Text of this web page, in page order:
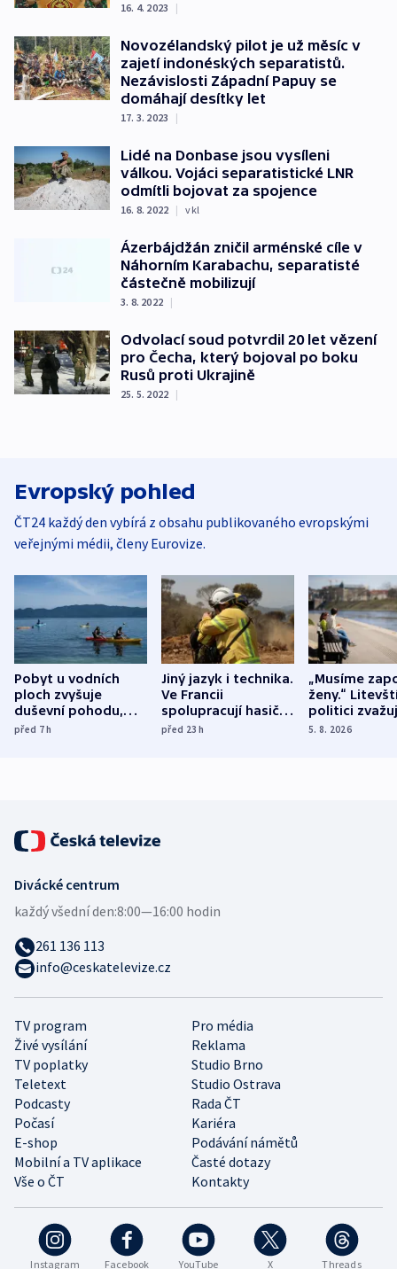
16. 4. 2023 |
Novozélandský pilot je už měsíc v
zajetí indonéských separatistů.
Nezávislosti Západní Papuy se
domáhají desítky let
17. 3. 2023 |
Lidé na Donbase jsou vysíleni
válkou. Vojáci separatistické LNR
odmítli bojovat za spojence
16. 8. 2022 | vkl
Ázerbájdžán zničil arménské cíle v
Náhorním Karabachu, separatisté
částečně mobilizují
3. 8. 2022 |
Odvolací soud potvrdil 20 let vězení
pro Čecha, který bojoval po boku
Rusů proti Ukrajině
25. 5. 2022 |
Evropský pohled
ČT24 každý den vybírá z obsahu publikovaného evropskými
veřejnými médii, členy Eurovize.
Pobyt u vodních
ploch zvyšuje
duševní pohodu,
ukázala
před 7h
Jiný jazyk i technika.
Ve Francii
spolupracují hasiči z
různých zemí
před 23h
„Musíme
ženy.“
politici
dohodu o
5. 8. 2026
Instagram Facebook YouTube X Threads
TV program
Pro média
Živé vysílání
Reklama
TV poplatky
Studio Brno
Teletext
Studio Ostrava
Podcasty
Rada ČT
Počasí
Kariéra
E-shop
Podávání námětů
Mobilní a TV aplikace
Časté dotazy
Vše o ČT
Kontakty
Divácké centrum
každý všední den:8:00—16:00 hodin
261 136 113
info@ceskatelevize.cz